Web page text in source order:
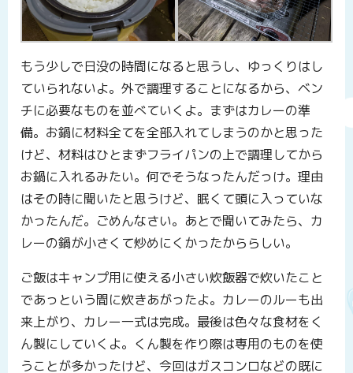
もう少しで日没の時間になると思うし、ゆっくりはし
ていられないよ。外で調理することになるから、ベン
チに必要なものを並べていくよ。まずはカレーの準
備。お鍋に材料全てを全部入れてしまうのかと思った
けど、材料はひとまずフライパンの上で調理してから
お鍋に入れるみたい。何でそうなったんだっけ。理由
はその時に聞いたと思うけど、眠くて頭に入っていな
かったんだ。ごめんなさい。あとで聞いてみたら、カ
レーの鍋が小さくて炒めにくかったかららしい。
ご飯はキャンプ用に使える小さい炊飯器で炊いたこと
であっという間に炊きあがったよ。カレーのルーも出
来上がり、カレー一式は完成。最後は色々な食材をく
ん製にしていくよ。くん製を作り際は専用のものを使
うことが多かったけど、今回はガスコンロなどの既に